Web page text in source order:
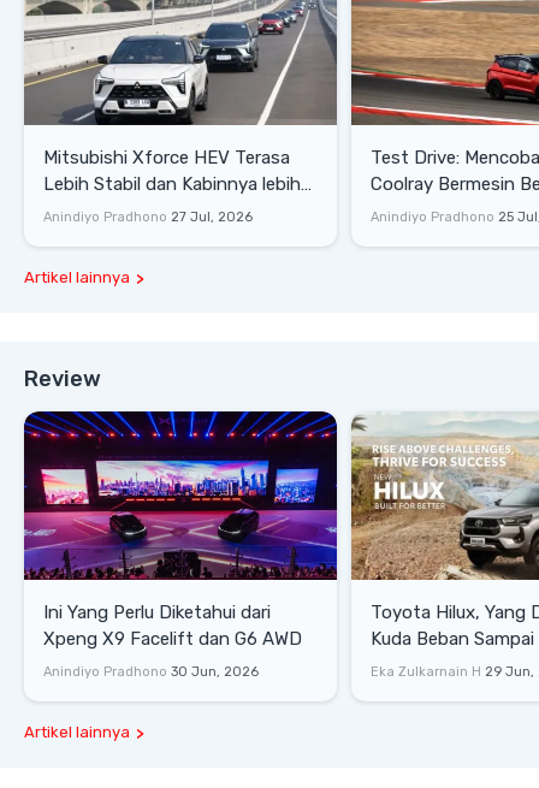
Mitsubishi Xforce HEV Terasa
Lebih Stabil dan Kabinnya lebih
Senyap
Anindiyo Pradhono 27 Jul, 2026
Test Drive: Mencoba Geely
Coolray Bermesin
di Sirkuit Mandalika
Anindiyo Pradhono 25
Artikel lainnya
Review
Ini Yang Perlu Diketahui dari
Xpeng X9 Facelift dan G6 AWD
Anindiyo Pradhono 30 Jun, 2026
Toyota Hilux, Yang
Kuda Beban
Lifestyle
Eka Zulkarnain H 29 Jun,
Artikel lainnya